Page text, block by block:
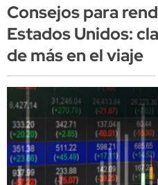
Consejos para
Estados Unidos:
de más en el viaje